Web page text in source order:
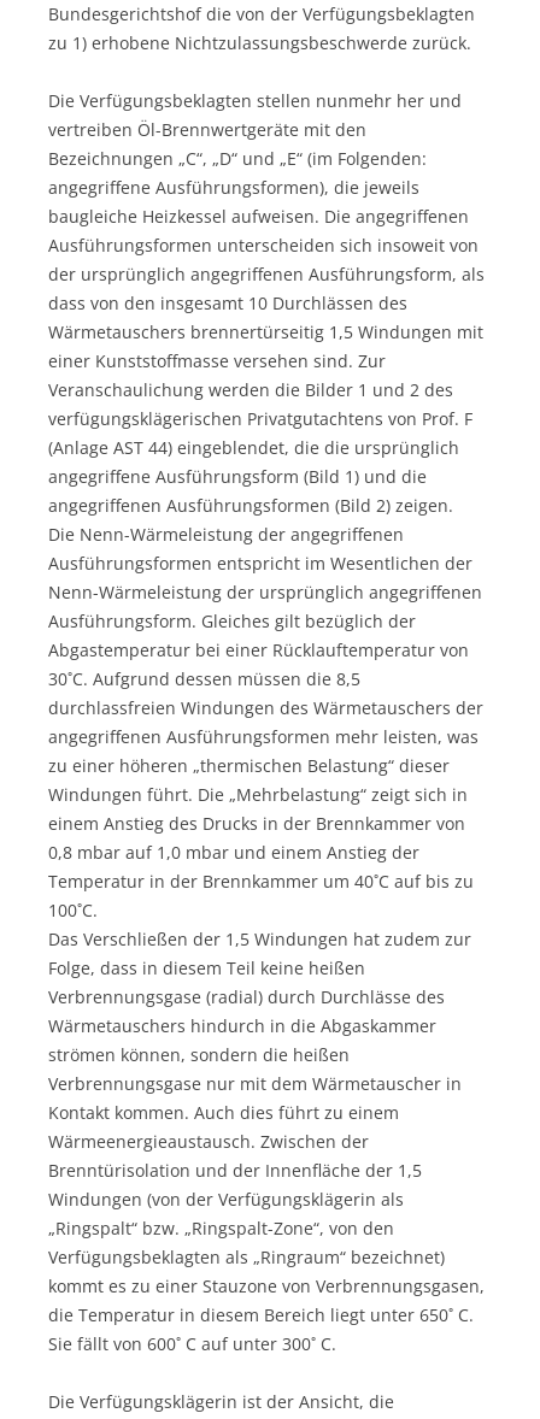
Bundesgerichtshof die von der Verfügungsbeklagten
zu 1) erhobene Nichtzulassungsbeschwerde zurück.
Die Verfügungsbeklagten stellen nunmehr her und
vertreiben Öl-Brennwertgeräte mit den
Bezeichnungen „C“, „D“ und „E“ (im Folgenden:
angegriffene Ausführungsformen), die jeweils
baugleiche Heizkessel aufweisen. Die angegriffenen
Ausführungsformen unterscheiden sich insoweit von
der ursprünglich angegriffenen Ausführungsform, als
dass von den insgesamt 10 Durchlässen des
Wärmetauschers brennertürseitig 1,5 Windungen mit
einer Kunststoffmasse versehen sind. Zur
Veranschaulichung werden die Bilder 1 und 2 des
verfügungsklägerischen Privatgutachtens von Prof. F
(Anlage AST 44) eingeblendet, die die ursprünglich
angegriffene Ausführungsform (Bild 1) und die
angegriffenen Ausführungsformen (Bild 2) zeigen.
Die Nenn-Wärmeleistung der angegriffenen
Ausführungsformen entspricht im Wesentlichen der
Nenn-Wärmeleistung der ursprünglich angegriffenen
Ausführungsform. Gleiches gilt bezüglich der
Abgastemperatur bei einer Rücklauftemperatur von
30˚C. Aufgrund dessen müssen die 8,5
durchlassfreien Windungen des Wärmetauschers der
angegriffenen Ausführungsformen mehr leisten, was
zu einer höheren „thermischen Belastung“ dieser
Windungen führt. Die „Mehrbelastung“ zeigt sich in
einem Anstieg des Drucks in der Brennkammer von
0,8 mbar auf 1,0 mbar und einem Anstieg der
Temperatur in der Brennkammer um 40˚C auf bis zu
100˚C.
Das Verschließen der 1,5 Windungen hat zudem zur
Folge, dass in diesem Teil keine heißen
Verbrennungsgase (radial) durch Durchlässe des
Wärmetauschers hindurch in die Abgaskammer
strömen können, sondern die heißen
Verbrennungsgase nur mit dem Wärmetauscher in
Kontakt kommen. Auch dies führt zu einem
Wärmeenergieaustausch. Zwischen der
Brenntürisolation und der Innenfläche der 1,5
Windungen (von der Verfügungsklägerin als
„Ringspalt“ bzw. „Ringspalt-Zone“, von den
Verfügungsbeklagten als „Ringraum“ bezeichnet)
kommt es zu einer Stauzone von Verbrennungsgasen,
die Temperatur in diesem Bereich liegt unter 650˚ C.
Sie fällt von 600˚ C auf unter 300˚ C.
Die Verfügungsklägerin ist der Ansicht, die